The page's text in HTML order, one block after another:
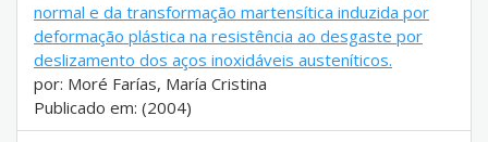
normal e da transformação martensítica induzida por
deformação plástica na resistência ao desgaste por
deslizamento dos aços inoxidáveis austeníticos.
por: Moré Farías, María Cristina
Publicado em: (2004)